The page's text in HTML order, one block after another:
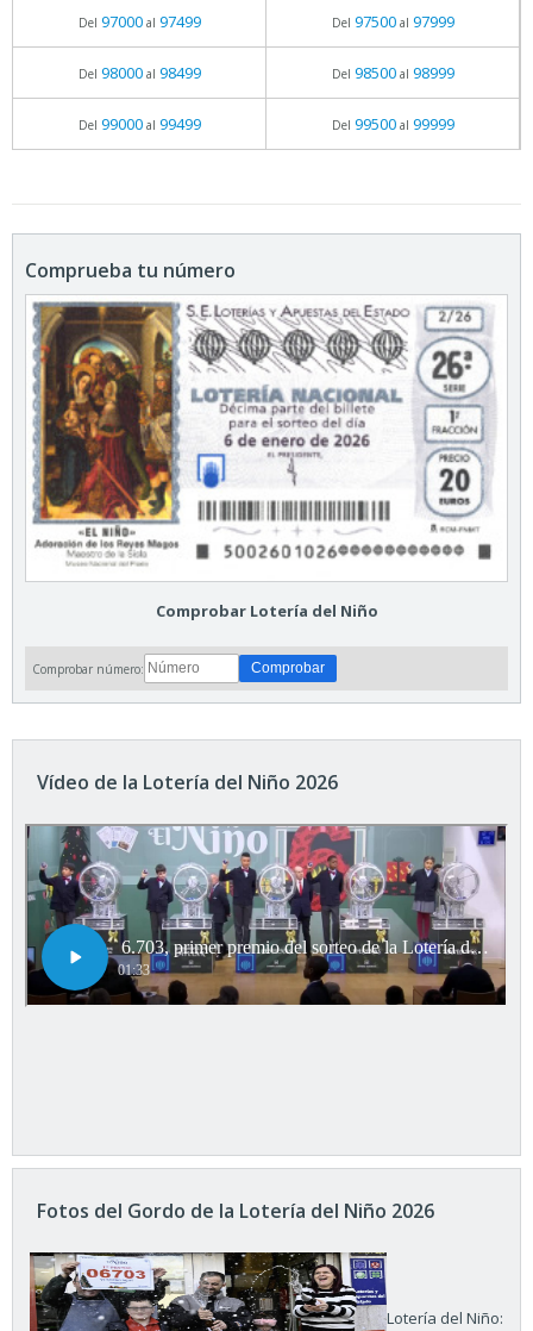
Del 97000al 97499 Del 97500al 97999
Del 98000al 98499 Del 98500al 98999
Del 99000al 99499 Del 99500al 99999
Comprueba tu número
Comprobar Lotería del Niño
Comprobar número:
Vídeo de la Lotería del Niño 2026
Fotos del Gordo de la Lotería del Niño 2026
Lotería del Niño: